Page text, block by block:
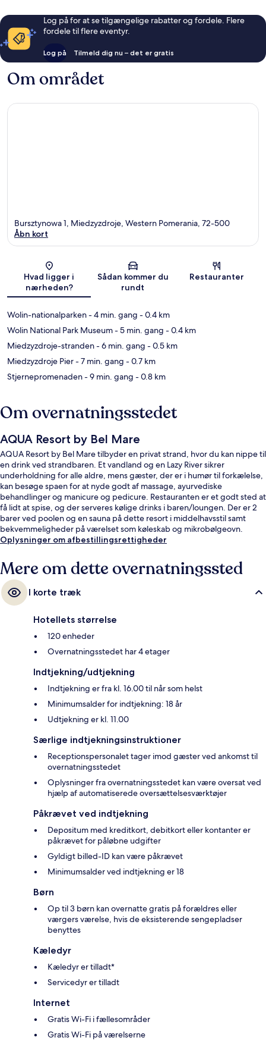
Log på for at se tilgængelige rabatter og fordele. Flere
fordele til flere eventyr.
Log på Tilmeld dig nu – det er gratis
Om området
Kort
Bursztynowa 1, Miedzyzdroje, Western Pomerania, 72-500
Åbn kort
Hvad ligger i
nærheden?
Sådan kommer du
rundt
Restauranter
Wolin-nationalparken- 4 min. gang - 0.4 km
Wolin National Park Museum- 5 min. gang - 0.4 km
Miedzyzdroje-stranden- 6 min. gang - 0.5 km
Miedzyzdroje Pier- 7 min. gang - 0.7 km
Stjernepromenaden- 9 min. gang - 0.8 km
Om overnatningsstedet
AQUA Resort by Bel Mare
AQUA Resort by Bel Mare tilbyder en privat strand, hvor du kan nippe til
en drink ved strandbaren. Et vandland og en Lazy River sikrer
underholdning for alle aldre, mens gæster, der er i humør til forkælelse,
kan besøge spaen for at nyde godt af massage, ayurvediske
behandlinger og manicure og pedicure. Restauranten er et godt sted at
få lidt at spise, og der serveres kølige drinks i baren/loungen. Der er 2
barer ved poolen og en sauna på dette resort i middelhavsstil samt
bekvemmeligheder på værelset som køleskab og mikrobølgeovn.
Oplysninger om afbestillingsrettigheder
Mere om dette overnatningssted
I korte træk
Hotellets størrelse
120 enheder
Overnatningsstedet har 4 etager
Indtjekning/udtjekning
Indtjekning er fra kl. 16.00 til når som helst
Minimumsalder for indtjekning: 18 år
Udtjekning er kl. 11.00
Særlige indtjekningsinstruktioner
Receptionspersonalet tager imod gæster ved ankomst til
overnatningsstedet
Oplysninger fra overnatningsstedet kan være oversat ved
hjælp af automatiserede oversættelsesværktøjer
Påkrævet ved indtjekning
Depositum med kreditkort, debitkort eller kontanter er
påkrævet for påløbne udgifter
Gyldigt billed-ID kan være påkrævet
Minimumsalder ved indtjekning er 18
Børn
Op til 3 børn kan overnatte gratis på forældres eller
værgers værelse, hvis de eksisterende sengepladser
benyttes
Kæledyr
Kæledyr er tilladt*
Servicedyr er tilladt
Internet
Gratis Wi-Fi i fællesområder
Gratis Wi-Fi på værelserne